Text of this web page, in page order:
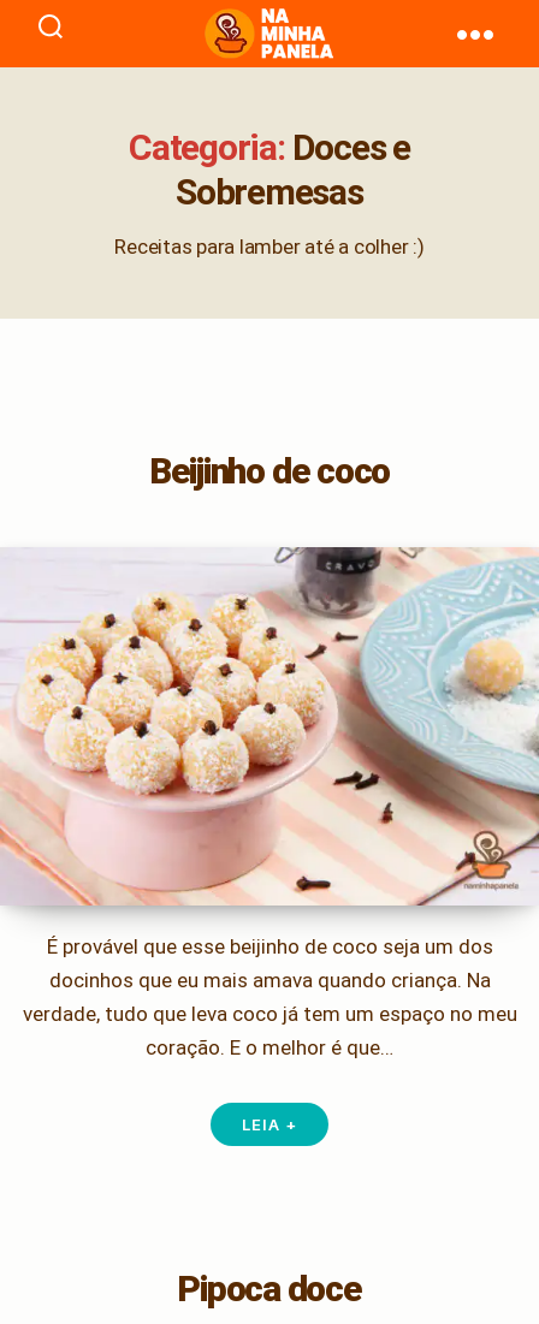
naminhapanela.com
Categoria: Doces e
Sobremesas
Receitas para lamber até a colher :)
Beijinho de coco
É provável que esse beijinho de coco seja um dos
docinhos que eu mais amava quando criança. Na
verdade, tudo que leva coco já tem um espaço no meu
coração. E o melhor é que…
LEIA +
Pipoca doce